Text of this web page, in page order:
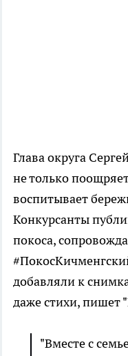
Глава округа
не только
воспитывает
Конкурсанты
покоса,
добавляли к
даже стихи, пишет
"Вместе с